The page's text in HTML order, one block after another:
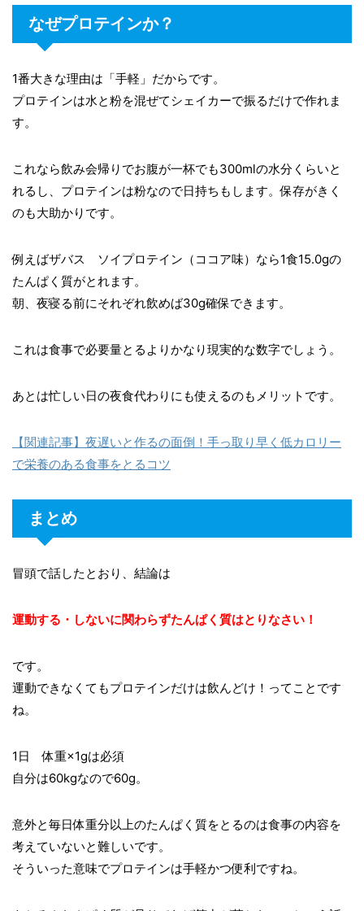
なぜプロテインか？
1番大きな理由は「手軽」だからです。
プロテインは水と粉を混ぜてシェイカーで振るだけで作れま
す。
これなら飲み会帰りでお腹が一杯でも300mlの水分くらいと
れるし、プロテインは粉なので日持ちもします。保存がきく
のも大助かりです。
例えばザバス ソイプロテイン（ココア味）なら1食15.0gの
たんぱく質がとれます。
朝、夜寝る前にそれぞれ飲めば30g確保できます。
これは食事で必要量とるよりかなり現実的な数字でしょう。
あとは忙しい日の夜食代わりにも使えるのもメリットです。
【関連記事】夜遅いと作るの面倒！手っ取り早く低カロリー
で栄養のある食事をとるコツ
まとめ
冒頭で話したとおり、結論は
運動する・しないに関わらずたんぱく質はとりなさい！
です。
運動できなくてもプロテインだけは飲んどけ！ってことです
ね。
1日 体重×1gは必須
自分は60kgなので60g。
意外と毎日体重分以上のたんぱく質をとるのは食事の内容を
考えていないと難しいです。
そういった意味でプロテインは手軽かつ便利ですね。